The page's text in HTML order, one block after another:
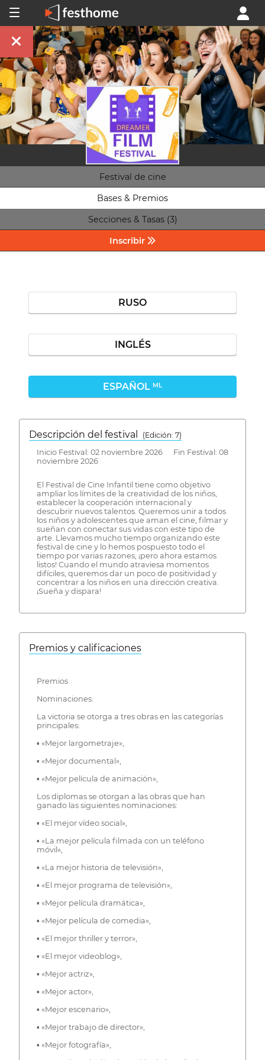
Festival de cine
Bases & Premios
Secciones & Tasas (3)
Inscribir
RUSO
INGLÉS
ESPAÑOL ML
Descripción del festival
( Edición: 7)
Inicio Festival: 02 noviembre 2026 Fin Festival: 08
noviembre 2026
El Festival de Cine Infantil tiene como objetivo
ampliar los límites de la creatividad de los niños,
establecer la cooperación internacional y
descubrir nuevos talentos. Queremos unir a todos
los niños y adolescentes que aman el cine, filmar y
sueñan con conectar sus vidas con este tipo de
arte. Llevamos mucho tiempo organizando este
festival de cine y lo hemos pospuesto todo el
tiempo por varias razones, ¡pero ahora estamos
listos! Cuando el mundo atraviesa momentos
difíciles, queremos dar un poco de positividad y
concentrar a los niños en una dirección creativa.
¡Sueña y dispara!
Premios y calificaciones
Premios
Nominaciones:
La victoria se otorga a tres obras en las categorías
principales:
▪ «Mejor largometraje»,
▪ «Mejor documental»,
▪ «Mejor película de animación»,
Los diplomas se otorgan a las obras que han
ganado las siguientes nominaciones:
▪ «El mejor vídeo social»,
▪ «La mejor película filmada con un teléfono
móvil»,
▪ «La mejor historia de televisión»,
▪ «El mejor programa de televisión»,
▪ «Mejor película dramática»,
▪ «Mejor película de comedia»,
▪ «El mejor thriller y terror»,
▪ «El mejor videoblog»,
▪ «Mejor actriz»,
▪ «Mejor actor»,
▪ «Mejor escenario»,
▪ «Mejor trabajo de director»,
▪ «Mejor fotografía»,